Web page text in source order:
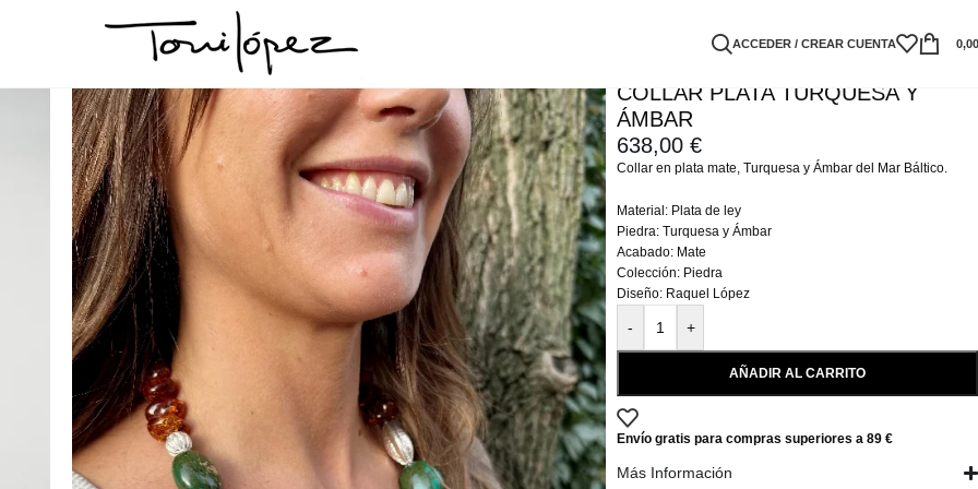
ACCEDER / CREAR CUENTA
COLLAR PLATA TURQUESA Y
ÁMBAR
638,00 €
Collar en plata mate, Turquesa y Ámbar del Mar Báltico.
Material: Plata de ley
Piedra: Turquesa y Ámbar
Acabado: Mate
Colección: Piedra
Diseño: Raquel López
- +
AÑADIR AL CARRITO
Envío gratis para compras superiores a 89 €
Más Información